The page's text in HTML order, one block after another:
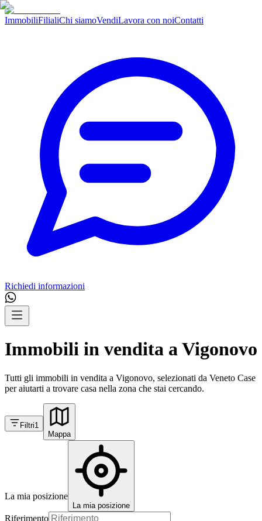
ImmobiliFilialiChi siamoVendiLavora con noiContatti
Richiedi informazioni
Immobili in vendita a Vigonovo
Tutti gli immobili in vendita a Vigonovo, selezionati da Veneto Case
per aiutarti a trovare casa nella zona che stai cercando.
Filtri1
Mappa
La mia posizione
La mia posizione
Riferimento